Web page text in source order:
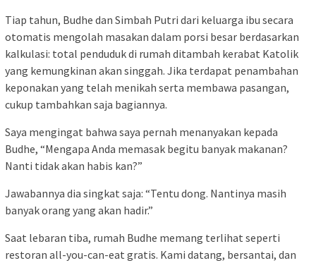
Tiap tahun, Budhe dan Simbah Putri dari keluarga ibu secara
otomatis mengolah masakan dalam porsi besar berdasarkan
kalkulasi: total penduduk di rumah ditambah kerabat Katolik
yang kemungkinan akan singgah. Jika terdapat penambahan
keponakan yang telah menikah serta membawa pasangan,
cukup tambahkan saja bagiannya.
Saya mengingat bahwa saya pernah menanyakan kepada
Budhe, “Mengapa Anda memasak begitu banyak makanan?
Nanti tidak akan habis kan?”
Jawabannya dia singkat saja: “Tentu dong. Nantinya masih
banyak orang yang akan hadir.”
Saat lebaran tiba, rumah Budhe memang terlihat seperti
restoran all-you-can-eat gratis. Kami datang, bersantai, dan